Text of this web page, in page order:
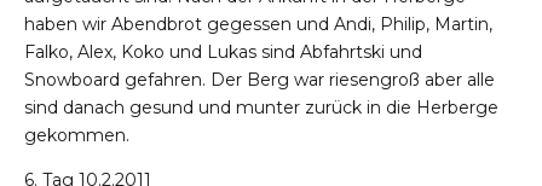
haben wir Abendbrot gegessen und Andi, Philip, Martin,
Falko, Alex, Koko und Lukas sind Abfahrtski und
Snowboard gefahren. Der Berg war riesengroß aber alle
sind danach gesund und munter zurück in die Herberge
gekommen.
6. Tag 10.2.2011